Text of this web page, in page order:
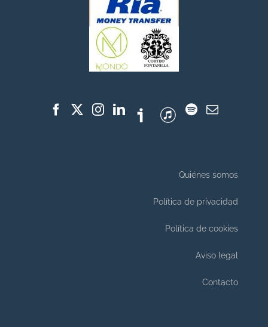
Quiénes somos
Política de privacidad
Política de cookies
Aviso legal
Contacto